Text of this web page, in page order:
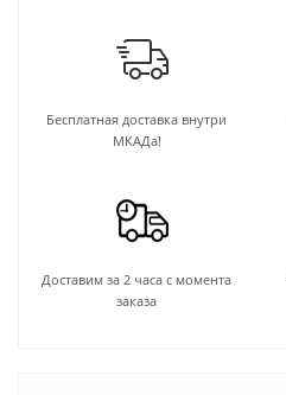
Бесплатная доставка внутри
МКАДа!
Доставим за 2 часа с момента
заказа